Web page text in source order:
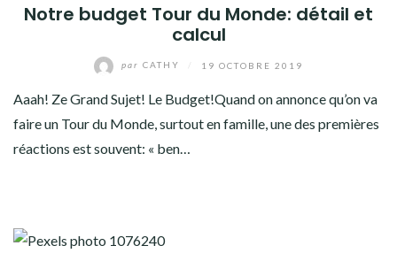
Notre budget Tour du Monde: détail et
calcul
par CATHY 19 OCTOBRE 2019
Aaah! Ze Grand Sujet! Le Budget!Quand on annonce qu’on va
faire un Tour du Monde, surtout en famille, une des premières
réactions est souvent: « ben…